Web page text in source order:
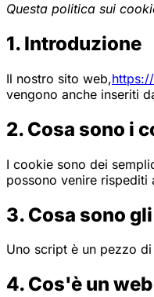
Questa politica sui
1. Introduzione
Il nostro sito web,
vengono anche inseriti
2. Cosa sono i
I cookie sono dei
possono venire rispediti
3. Cosa sono
Uno script è un pezzo
4. Cos'è un